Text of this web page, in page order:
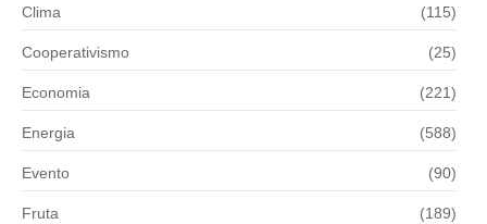
Clima (115)
Cooperativismo (25)
Economia (221)
Energia (588)
Evento (90)
Fruta (189)